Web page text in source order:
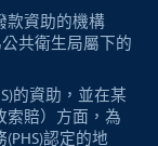
款資助的機構
共衛生局屬下的
的資助，並在某
索賠）方面，為
認定的地